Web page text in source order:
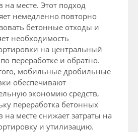
на месте. Этот подход
немедленно повторно
бетонные отходы и
необходимость
на центральный
переработке и обратно.
мобильные дробильные
обеспечивают
экономию средств,
переработка бетонных
на месте снижает затраты на
и утилизацию.